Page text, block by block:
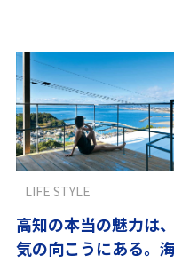
高知の本当の魅力は
気の向こうにある。
LIFE STYLE